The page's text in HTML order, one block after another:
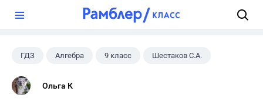
ГДЗ Алгебра 9 класс Шестаков С.А.
Ольга К